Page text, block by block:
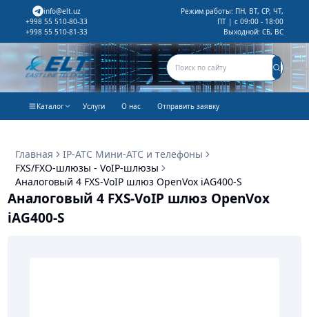
info@elt.uz
+998 55 510-80-33
+998 55 510-81-33
Режим работы: ПН, ВТ, СР, ЧТ,
ПТ | с 09:00 - 18:00
Выходной: СБ, ВС
Каталог Услуги О нас Отправить заявку
Главная
IP-АТС Мини-АТС и телефоны
FXS/FXO-шлюзы - VoIP-шлюзы
Аналоговый 4 FXS-VoIP шлюз OpenVox iAG400-S
Аналоговый 4 FXS-VoIP шлюз OpenVox
iAG400-S